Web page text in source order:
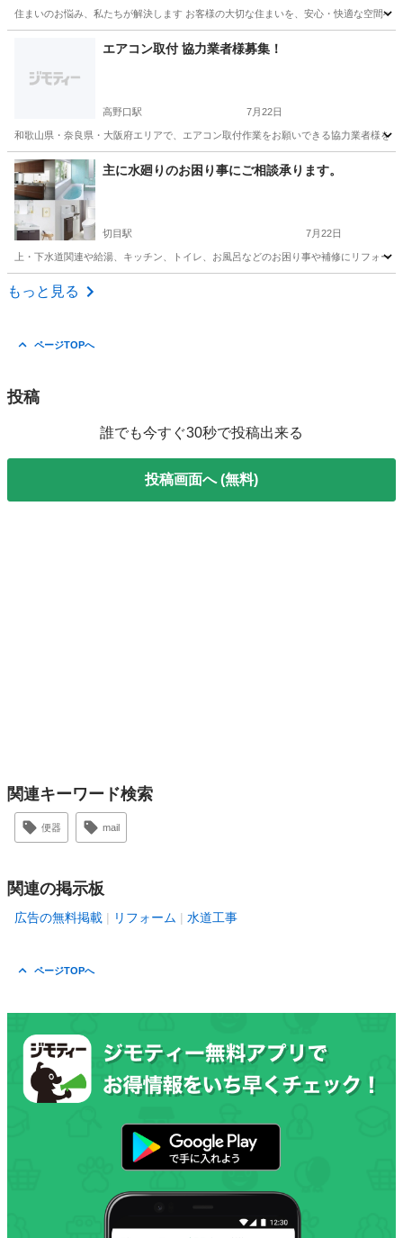
住まいのお悩み、私たちが解決します お客様の大切な住まいを、安心・快適な空間
紀和駅 その他
エアコン取付 協力業者様募集！
高野口駅 7月22日
和歌山県・奈良県・大阪府エリアで、エアコン取付作業をお願いできる協力業者様を
和歌山 橋本市 高野口駅 電気工事 スポット
主に水廻りのお困り事にご相談承ります。
切目駅 7月22日
上・下水道関連や給湯、キッチン、トイレ、お風呂などのお困り事や補修にリフォ
和歌山 日高郡
もっと見る
ページTOPへ
投稿
誰でも今すぐ30秒で投稿出来る
投稿画面へ (無料)
関連キーワード検索
便器 mail
関連の掲示板
広告の無料掲載 リフォーム 水道工事
ページTOPへ